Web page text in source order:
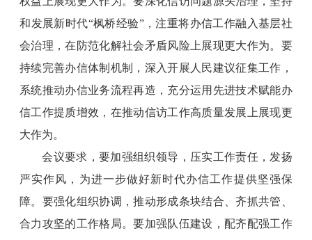
和发展新时代“枫桥经验”，注重将办信工作融入基层社
会治理，在防范化解社会矛盾风险上展现更大作为。要
持续完善办信体制机制，深入开展人民建议征集工作，
系统推动办信业务流程再造，充分运用先进技术赋能办
信工作提质增效，在推动信访工作高质量发展上展现更
大作为。
会议要求，要加强组织领导，压实工作责任，发扬
严实作风，为进一步做好新时代办信工作提供坚强保
障。要强化组织协调，推动形成条块结合、齐抓共管、
合力攻坚的工作格局。要加强队伍建设，配齐配强工作